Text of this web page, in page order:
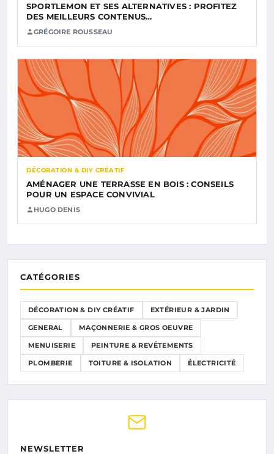
SPORTLEMON ET SES ALTERNATIVES : PROFITEZ
DES MEILLEURS CONTENUS…
GRÉGOIRE ROUSSEAU
DÉCORATION & DIY CRÉATIF
AMÉNAGER UNE TERRASSE EN BOIS : CONSEILS
POUR UN ESPACE CONVIVIAL
HUGO DENIS
CATÉGORIES
DÉCORATION & DIY CRÉATIF EXTÉRIEUR & JARDIN
GENERAL MAÇONNERIE & GROS OEUVRE
MENUISERIE PEINTURE & REVÊTEMENTS
PLOMBERIE TOITURE & ISOLATION ÉLECTRICITÉ
NEWSLETTER